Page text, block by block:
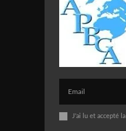
J'ai lu et accepté la